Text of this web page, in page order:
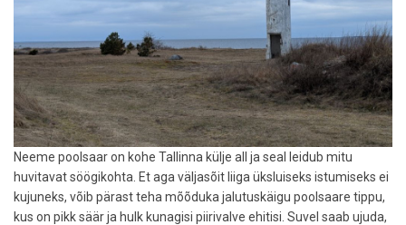
Neeme poolsaar on kohe Tallinna külje all ja seal leidub mitu
huvitavat söögikohta. Et aga väljasõit liiga üksluiseks istumiseks ei
kujuneks, võib pärast teha mõõduka jalutuskäigu poolsaare tippu,
kus on pikk säär ja hulk kunagisi piirivalve ehitisi. Suvel saab ujuda,